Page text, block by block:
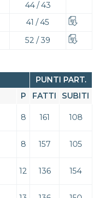
44 / 43
41 / 45
52 / 39
PUNTI PART.
P FATTI
SUBITI
8 161 108
8 157 105
12 136 154